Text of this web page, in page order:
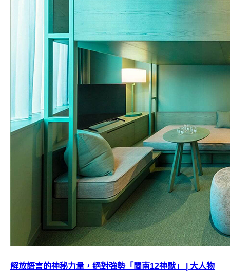
解放語言的神秘力量，絕對強勢「閩南12神獸」 | 大人物